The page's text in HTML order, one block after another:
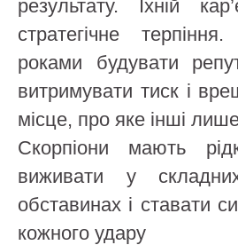
результату. Їхній
стратегічне
роками будувати
витримувати тиск і
місце, про яке інші
Скорпіони мають
виживати у
обставинах і ставати
кожного удару